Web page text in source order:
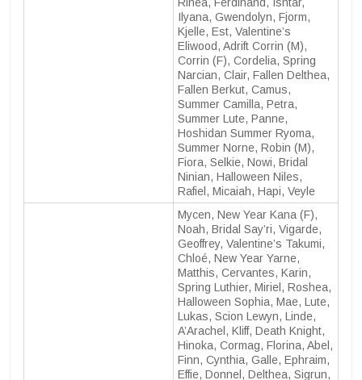
Ilyana, Gwendolyn, Fjorm,
Kjelle, Est, Valentine’s
Eliwood, Adrift Corrin (M),
Corrin (F), Cordelia, Spring
Narcian, Clair, Fallen Delthea,
Fallen Berkut, Camus,
Summer Camilla, Petra,
Summer Lute, Panne,
Hoshidan Summer Ryoma,
Summer Norne, Robin (M),
Fiora, Selkie, Nowi, Bridal
Ninian, Halloween Niles,
Rafiel, Micaiah, Hapi, Veyle
Mycen, New Year Kana (F),
Noah, Bridal Say’ri, Vigarde,
Geoffrey, Valentine’s Takumi,
Chloé, New Year Yarne,
Matthis, Cervantes, Karin,
Spring Luthier, Miriel, Roshea,
Halloween Sophia, Mae, Lute,
Lukas, Scion Lewyn, Linde,
A’Arachel, Kliff, Death Knight,
Hinoka, Cormag, Florina, Abel,
Finn, Cynthia, Galle, Ephraim,
Effie, Donnel, Delthea, Sigrun,